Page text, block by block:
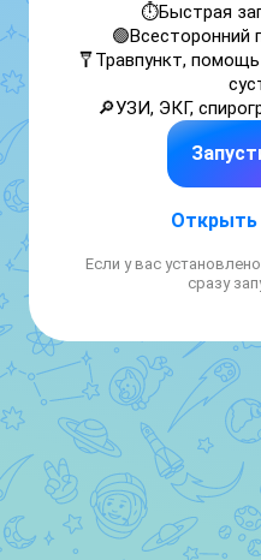
⏱Быстрая
🟢Всесторонний
🩼Травпункт,
🔎УЗИ, ЭКГ,
Открыть
Если у вас
сразу